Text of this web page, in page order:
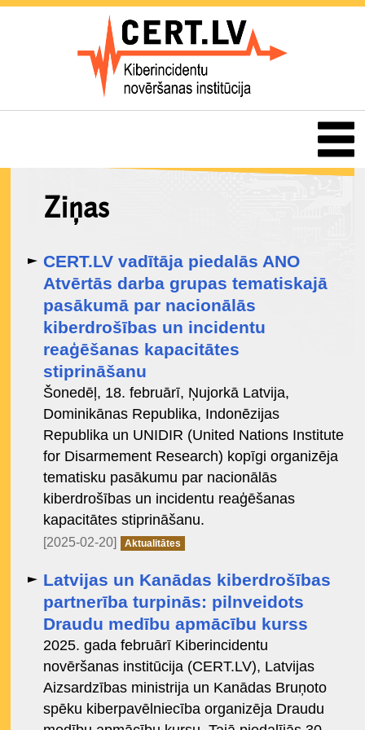
Ziņas
CERT.LV vadītāja piedalās ANO
Atvērtās darba grupas tematiskajā
pasākumā par nacionālās
kiberdrošības un incidentu
reaģēšanas kapacitātes
stiprināšanu
Šonedēļ, 18. februārī, Ņujorkā Latvija,
Dominikānas Republika, Indonēzijas
Republika un UNIDIR (United Nations Institute
for Disarmement Research) kopīgi organizēja
tematisku pasākumu par nacionālās
kiberdrošības un incidentu reaģēšanas
kapacitātes stiprināšanu.
[2025-02-20] Aktualitātes
Latvijas un Kanādas kiberdrošības
partnerība turpinās: pilnveidots
Draudu medību apmācību kurss
2025. gada februārī Kiberincidentu
novēršanas institūcija (CERT.LV), Latvijas
Aizsardzības ministrija un Kanādas Bruņoto
spēku kiberpavēlniecība organizēja Draudu